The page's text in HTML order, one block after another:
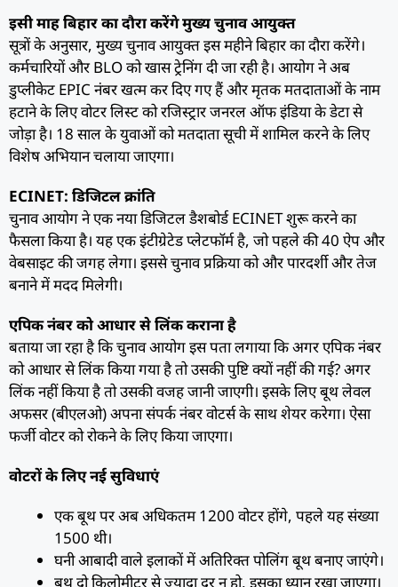
इसी माह बिहार का दौरा करेंगे मुख्य चुनाव आयुक्त
सूत्रों के अनुसार, मुख्य चुनाव आयुक्त इस महीने बिहार का दौरा करेंगे।
कर्मचारियों और BLO को खास ट्रेनिंग दी जा रही है। आयोग ने अब
डुप्लीकेट EPIC नंबर खत्म कर दिए गए हैं और मृतक मतदाताओं के नाम
हटाने के लिए वोटर लिस्ट को रजिस्ट्रार जनरल ऑफ इंडिया के डेटा से
जोड़ा है। 18 साल के युवाओं को मतदाता सूची में शामिल करने के लिए
विशेष अभियान चलाया जाएगा।
ECINET: डिजिटल क्रांति
चुनाव आयोग ने एक नया डिजिटल डैशबोर्ड ECINET शुरू करने का
फैसला किया है। यह एक इंटीग्रेटेड प्लेटफॉर्म है, जो पहले की 40 ऐप और
वेबसाइट की जगह लेगा। इससे चुनाव प्रक्रिया को और पारदर्शी और तेज
बनाने में मदद मिलेगी।
एपिक नंबर को आधार से लिंक कराना है
बताया जा रहा है कि चुनाव आयोग इस पता लगाया कि अगर एपिक नंबर
को आधार से लिंक किया गया है तो उसकी पुष्टि क्यों नहीं की गई? अगर
लिंक नहीं किया है तो उसकी वजह जानी जाएगी। इसके लिए बूथ लेवल
अफसर (बीएलओ) अपना संपर्क नंबर वोटर्स के साथ शेयर करेगा। ऐसा
फर्जी वोटर को रोकने के लिए किया जाएगा।
वोटरों के लिए नई सुविधाएं
एक बूथ पर अब अधिकतम 1200 वोटर होंगे, पहले यह संख्या
1500 थी।
घनी आबादी वाले इलाकों में अतिरिक्त पोलिंग बूथ बनाए जाएंगे।
बूथ दो किलोमीटर से ज्यादा दूर न हो, इसका ध्यान रखा जाएगा।